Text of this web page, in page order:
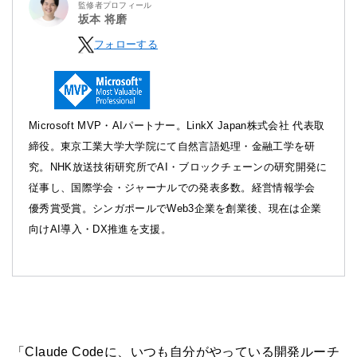
監修者プロフィール
坂本 将磨
フォローする
Microsoft MVP・AIパートナー。LinkX Japan株式会社 代表取
締役。東京工業大学大学院にて自然言語処理・金融工学を研
究。NHK放送技術研究所でAI・ブロックチェーンの研究開発に
従事し、国際学会・ジャーナルでの発表多数。経営情報学会
優秀賞受賞。シンガポールでWeb3企業を創業後、現在は企業
向けAI導入・DX推進を支援。
「Claude Codeに、いつも自分がやっている開発ルーチ